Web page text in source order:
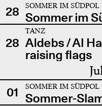
28
SOMMER IM SÜDPOL
Sommer im
28
TANZ
Aldebs / Al
raising flags
01 SOMMER IM SÜDPOL
Sommer-